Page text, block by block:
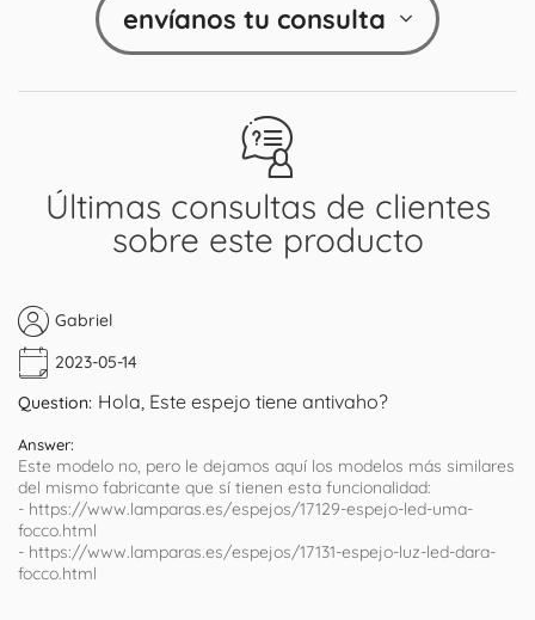
Últimas consultas de clientes
sobre este producto
Gabriel
2023-05-14
Question: Hola, Este espejo tiene antivaho?
Answer:
Este modelo no, pero le dejamos aquí los modelos más similares
del mismo fabricante que sí tienen esta funcionalidad:
- https://www.lamparas.es/espejos/17129-espejo-led-uma-
focco.html
- https://www.lamparas.es/espejos/17131-espejo-luz-led-dara-
focco.html
envíanos tu consulta